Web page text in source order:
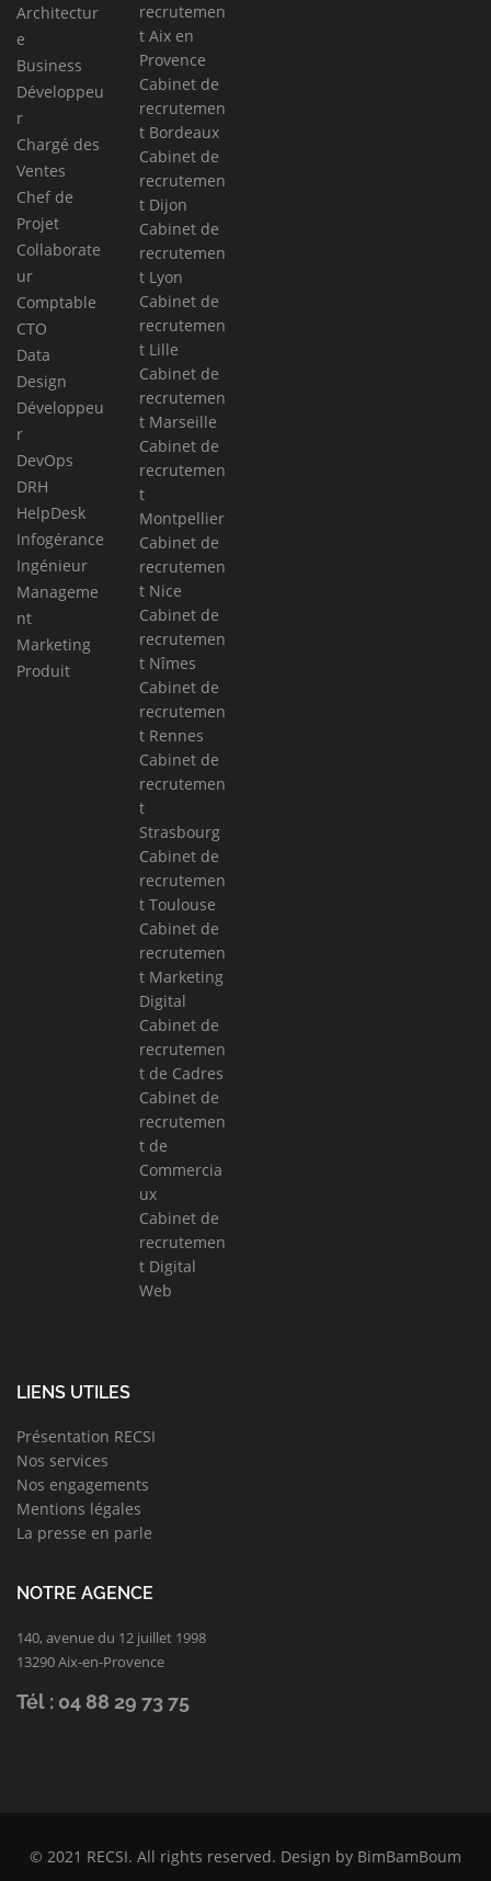
Architectur
e
Business
Développeu
r
Chargé des
Ventes
Chef de
Projet
Collaborate
ur
Comptable
CTO
Data
Design
Développeu
r
DevOps
DRH
HelpDesk
Infogérance
Ingénieur
Manageme
nt
Marketing
Produit
recrutemen
t Aix en
Provence
Cabinet de
recrutemen
t Bordeaux
Cabinet de
recrutemen
t Dijon
Cabinet de
recrutemen
t Lyon
Cabinet de
recrutemen
t Lille
Cabinet de
recrutemen
t Marseille
Cabinet de
recrutemen
t
Montpellier
Cabinet de
recrutemen
t Nice
Cabinet de
recrutemen
t Nîmes
Cabinet de
recrutemen
t Rennes
Cabinet de
recrutemen
t
Strasbourg
Cabinet de
recrutemen
t Toulouse
Cabinet de
recrutemen
t Marketing
Digital
Cabinet de
recrutemen
t de Cadres
Cabinet de
recrutemen
t de
Commercia
ux
Cabinet de
recrutemen
t Digital
Web
LIENS UTILES
Présentation RECSI
Nos services
Nos engagements
Mentions légales
La presse en parle
NOTRE AGENCE
140, avenue du 12 juillet 1998
13290 Aix-en-Provence
Tél : 04 88 29 73 75
© 2021 RECSI. All rights reserved. Design by BimBamBoum